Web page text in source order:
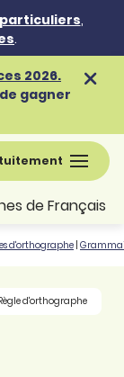
particuliers,
.
2026.
gagner
de Français
d'orthographe
d'orthographe